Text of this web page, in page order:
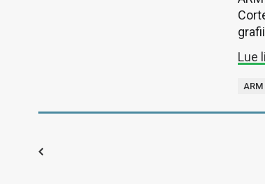
Lue
ARM